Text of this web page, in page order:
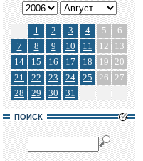
1 2 3 4 5
6
7
8 9 10 11 12
13
14
15 16 17 18 19 20
21
22 23 24 25 26 27
28
29 30 31
ПОИСК